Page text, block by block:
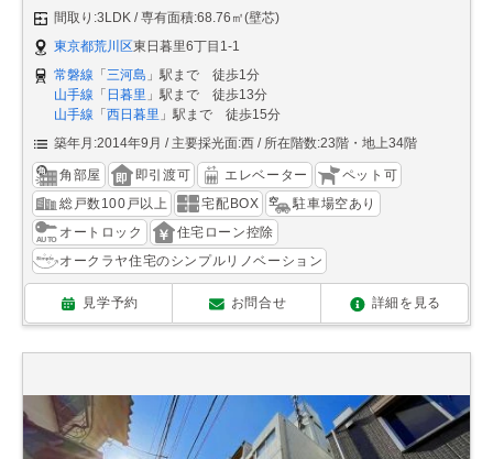
間取り:3LDK
専有面積:68.76㎡(壁芯)
東京都荒川区東日暮里6丁目1-1
常磐線 「 三河島 」駅まで 徒歩1分
山手線 「 日暮里 」駅まで 徒歩13分
山手線 「 西日暮里 」駅まで 徒歩15分
築年月:2014年9月
主要採光面:西 所在階数:23階・地上34階
角部屋 即引渡可 エレベーター
ペット可
総戸数100戸以上
宅配BOX
駐車場空あり
オートロック
住宅ローン控除
オークラヤ住宅のシンプルリノベーション
見学予約 お問合せ 詳細を見る